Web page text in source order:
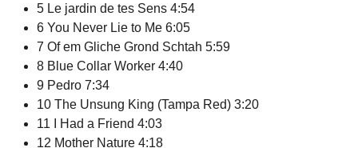
5 Le jardin de tes Sens 4:54
6 You Never Lie to Me 6:05
7 Of em Gliche Grond Schtah 5:59
8 Blue Collar Worker 4:40
9 Pedro 7:34
10 The Unsung King (Tampa Red) 3:20
11 I Had a Friend 4:03
12 Mother Nature 4:18